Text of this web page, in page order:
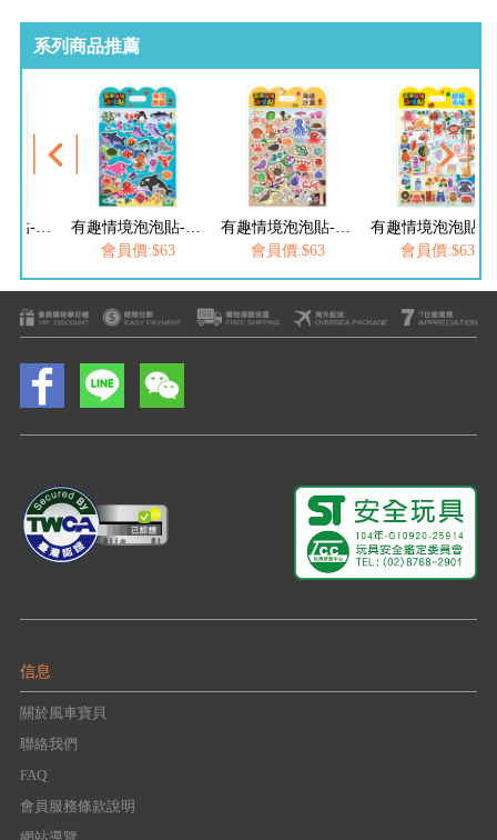
系列商品推薦
有趣情境泡泡貼-海洋樂園
有趣情境泡泡貼-海邊沙灘
會員價:$63
有趣情境泡泡貼-超級市場
會員價:$63
會員價
信息
關於風車寶貝
聯絡我們
FAQ
會員服務條款說明